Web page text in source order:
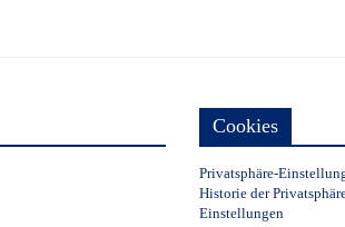
Cookies
Privatsphäre-
Historie der
Einstellungen